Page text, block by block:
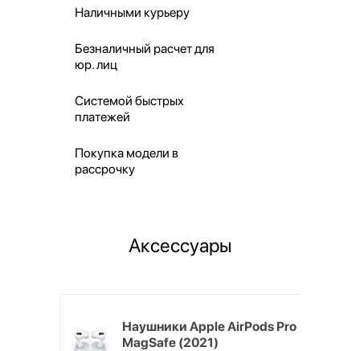
Наличными курьеру
Безналичный расчет для
юр. лиц
Системой быстрых
платежей
Покупка модели в
рассрочку
Аксессуары
Наушники Apple AirPods Pro
MagSafe (2021)